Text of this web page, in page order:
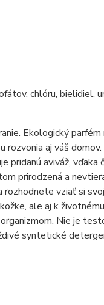
chlóru, bielidiel,
Ekologický
rozvonia aj váš domov.
pridanú aviváž, vďaka
prirodzená a
vziať si
ale aj k
Nie je
syntetické